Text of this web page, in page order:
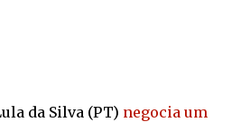
da Silva (PT) negocia um